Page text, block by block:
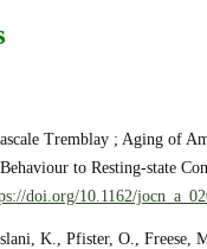
Tremblay ; Aging of
to Resting-state
doi.org/10.1162/
K., Pfister, O., Freese,